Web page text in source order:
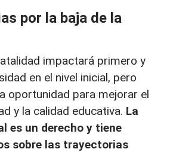
por la baja de la
impactará primero y
en el nivel inicial, pero
oportunidad para mejorar el
y la calidad educativa. La
es un derecho y tiene
sobre las trayectorias